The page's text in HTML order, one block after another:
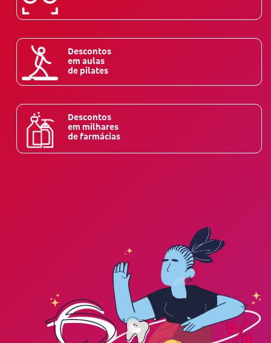
Descontos
em aulas
de pilates
Descontos
em milhares
de farmácias